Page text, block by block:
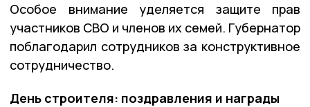
Особое внимание уделяется защите прав
участников СВО и членов их семей. Губернатор
поблагодарил сотрудников за конструктивное
сотрудничество.
День строителя: поздравления и награды